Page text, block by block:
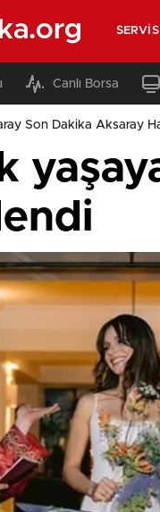
SERVIS
Canlı Borsa
Son Dakika Aksaray